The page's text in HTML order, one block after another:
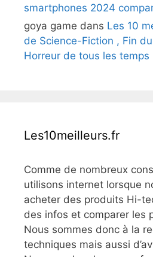
smartphones 2024
goya game dans Les 10
de Science-Fiction , Fin
Horreur de tous les temps
Les10meilleurs.fr
Comme de nombreux
utilisons internet lorsque
acheter des produits Hi-
des infos et comparer les
Nous sommes donc à la
techniques mais aussi